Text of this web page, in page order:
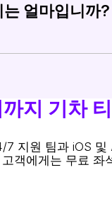
위한 할인 혜택
얼마입니까?
지 기차
지원 팀과 iOS
객에게는 무료 좌